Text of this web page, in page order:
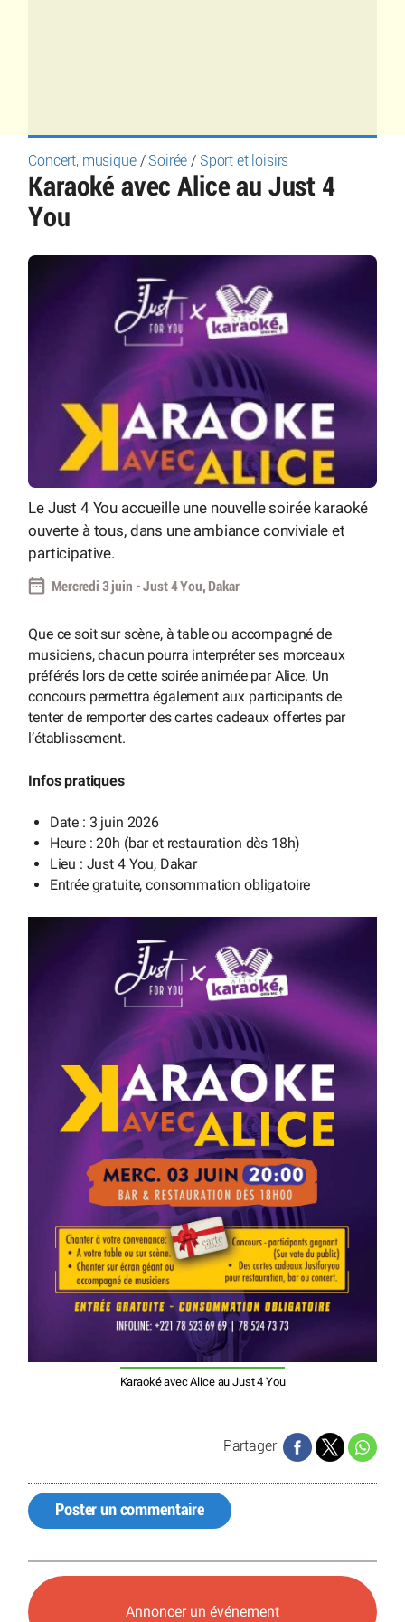
Concert, musique/ Soirée / Sport et loisirs
Karaoké avec Alice au Just 4
You
Le Just 4 You accueille une nouvelle soirée karaoké
ouverte à tous, dans une ambiance conviviale et
participative.
Mercredi 3 juin - Just 4 You, Dakar
Que ce soit sur scène, à table ou accompagné de
musiciens, chacun pourra interpréter ses morceaux
préférés lors de cette soirée animée par Alice. Un
concours permettra également aux participants de
tenter de remporter des cartes cadeaux offertes par
l’établissement.
Infos pratiques
Date : 3 juin 2026
Heure : 20h (bar et restauration dès 18h)
Lieu : Just 4 You, Dakar
Entrée gratuite, consommation obligatoire
Karaoké avec Alice au Just 4 You
Partager
Poster un commentaire
Annoncer un événement